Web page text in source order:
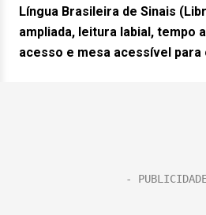
Língua Brasileira de Sinais
ampliada, leitura labial, tempo
acesso e mesa acessível para